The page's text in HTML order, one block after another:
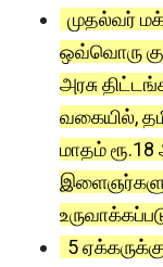
முதல்வர்
ஒவ்வொரு
அரசு
வகையில்,
மாதம்
5